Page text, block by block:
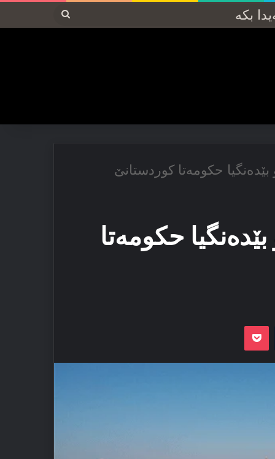
پەیدا
حكومەتا كوردستانێ
حكومەتا
Odnoklassniki
Pocket